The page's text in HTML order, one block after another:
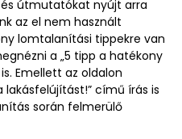
útmutatókat nyújt arra
az el nem használt
lomtalanítási tippekre van
a „5 tipp a hatékony
Emellett az oldalon
című írás is
során felmerülő